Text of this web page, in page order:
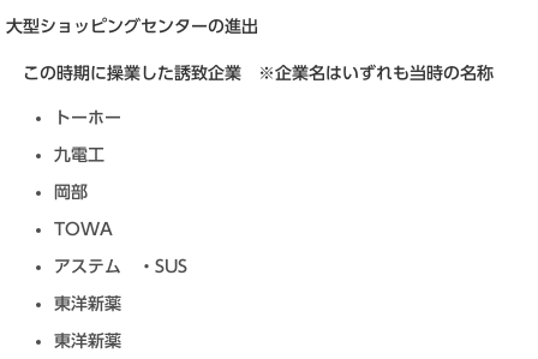
大型ショッピングセンターの進出
この時期に操業した誘致企業 ※企業名はいずれも当時の名称
トーホー
九電工
岡部
TOWA
アステム ・SUS
東洋新薬
東洋新薬